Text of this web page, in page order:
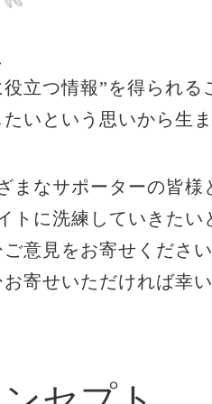
立つ情報”を得られる
いという 思いから生
まなサポーターの皆様
トに洗練していきたい
意見をお寄せください
寄せいただければ幸